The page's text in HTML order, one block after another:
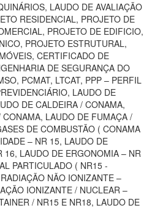
LAUDO DE AVALIAÇÃO
RESIDENCIAL, PROJETO DE
PROJETO DE EDIFICIO,
PROJETO ESTRUTURAL,
CERTIFICADO DE
DE SEGURANÇA DO
PCMAT, LTCAT, PPP – PERFIL
LAUDO DE
DE CALDEIRA / CONAMA,
LAUDO DE FUMAÇA /
DE COMBUSTÃO ( CONAMA
– NR 15, LAUDO DE
16, LAUDO DE ERGONOMIA – NR
PARTICULADO ( NR15 -
NÃO IONIZANTE –
IONIZANTE / NUCLEAR –
/ NR15 E NR18, LAUDO DE